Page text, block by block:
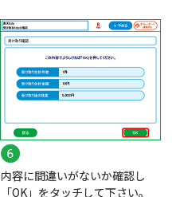
内容に間違いがないか確認し
「OK」をタッチして下さい。